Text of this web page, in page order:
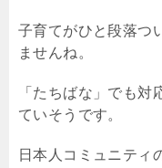
子育てがひと段落つ
ませんね。
「たちばな」でも対
ていそうです。
日本人コミュニティ